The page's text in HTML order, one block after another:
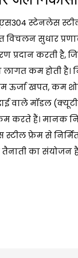
स्टेनलेस
सुधार
प्रदान करती है,
कम होती है।
खपत, कम
वाले मॉडल
करते हैं। मानक
फ्रेम से
का संयोजन